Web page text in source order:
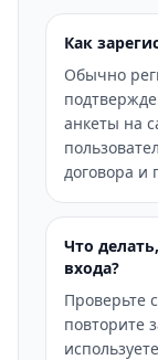
Как
Обычно
анкеты на
договора и
Что
входа?
Проверьте
повторите